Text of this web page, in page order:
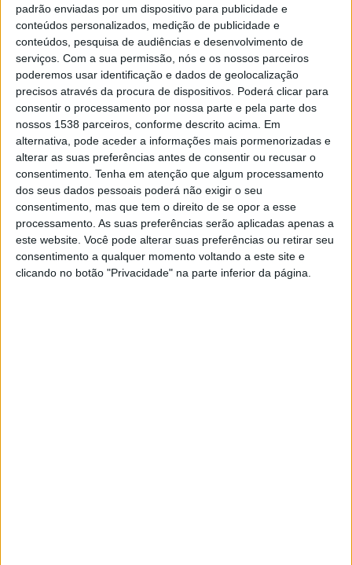
padrão enviadas por um dispositivo para publicidade e
conteúdos personalizados, medição de publicidade e
conteúdos, pesquisa de audiências e desenvolvimento de
serviços. Com a sua permissão, nós e os nossos parceiros
poderemos usar identificação e dados de geolocalização
precisos através da procura de dispositivos. Poderá clicar para
consentir o processamento por nossa parte e pela parte dos
nossos 1538 parceiros, conforme descrito acima. Em
alternativa, pode aceder a informações mais pormenorizadas e
alterar as suas preferências antes de consentir ou recusar o
consentimento. Tenha em atenção que algum processamento
dos seus dados pessoais poderá não exigir o seu
consentimento, mas que tem o direito de se opor a esse
processamento. As suas preferências serão aplicadas apenas a
este website. Você pode alterar suas preferências ou retirar seu
consentimento a qualquer momento voltando a este site e
clicando no botão "Privacidade" na parte inferior da página.
CIMAA aprova lançamento de
concurso público para estudo da nova
aldeia
18/11/2024 às 16:08
Autarcas do Alto Alentejo unidos em
torno da Barragem do Pisão
22/08/2024 às 15:41